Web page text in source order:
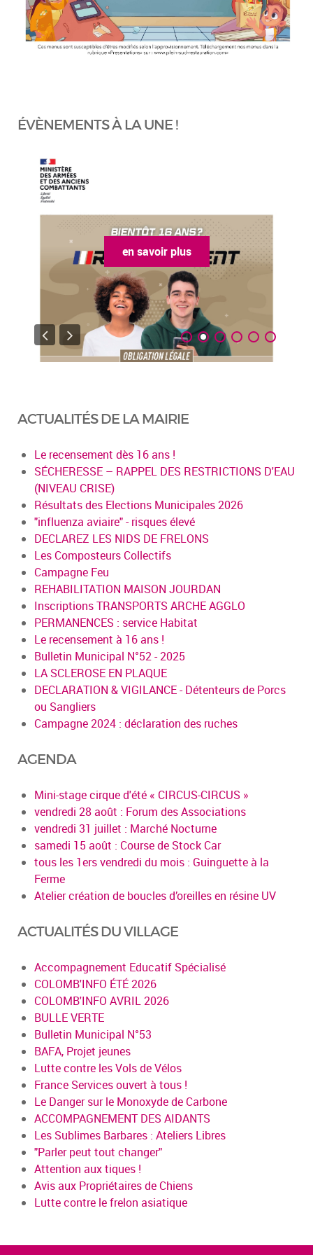
ÉVÈNEMENTS À LA UNE !
en savoir plus
ACTUALITÉS DE LA MAIRIE
Le recensement dès 16 ans !
SÉCHERESSE – RAPPEL DES RESTRICTIONS D'EAU
(NIVEAU CRISE)
Résultats des Elections Municipales 2026
"influenza aviaire" - risques élevé
DECLAREZ LES NIDS DE FRELONS
Les Composteurs Collectifs
Campagne Feu
REHABILITATION MAISON JOURDAN
Inscriptions TRANSPORTS ARCHE AGGLO
PERMANENCES : service Habitat
Le recensement à 16 ans !
Bulletin Municipal N°52 - 2025
LA SCLEROSE EN PLAQUE
DECLARATION & VIGILANCE - Détenteurs de Porcs
ou Sangliers
Campagne 2024 : déclaration des ruches
AGENDA
Mini-stage cirque d'été « CIRCUS-CIRCUS »
vendredi 28 août : Forum des Associations
vendredi 31 juillet : Marché Nocturne
samedi 15 août : Course de Stock Car
tous les 1ers vendredi du mois : Guinguette à la
Ferme
Atelier création de boucles d’oreilles en résine UV
ACTUALITÉS DU VILLAGE
Accompagnement Educatif Spécialisé
COLOMB'INFO ÉTÉ 2026
COLOMB'INFO AVRIL 2026
BULLE VERTE
Bulletin Municipal N°53
BAFA, Projet jeunes
Lutte contre les Vols de Vélos
France Services ouvert à tous !
Le Danger sur le Monoxyde de Carbone
ACCOMPAGNEMENT DES AIDANTS
Les Sublimes Barbares : Ateliers Libres
"Parler peut tout changer"
Attention aux tiques !
Avis aux Propriétaires de Chiens
Lutte contre le frelon asiatique